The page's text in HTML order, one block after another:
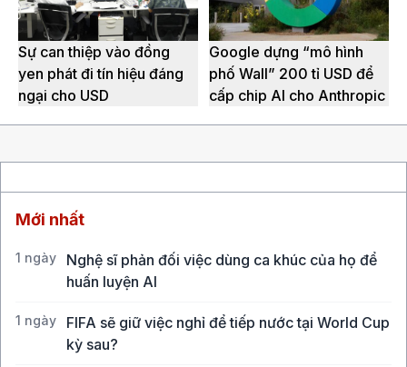
Sự can thiệp vào đồng
yen phát đi tín hiệu đáng
ngại cho USD
Google dựng “mô hình
phố Wall” 200 tỉ USD để
cấp chip AI cho Anthropic
Mới nhất
1 ngày
Nghệ sĩ phản đối việc dùng ca khúc của họ để
huấn luyện AI
1 ngày
FIFA sẽ giữ việc nghỉ để tiếp nước tại World Cup
kỳ sau?